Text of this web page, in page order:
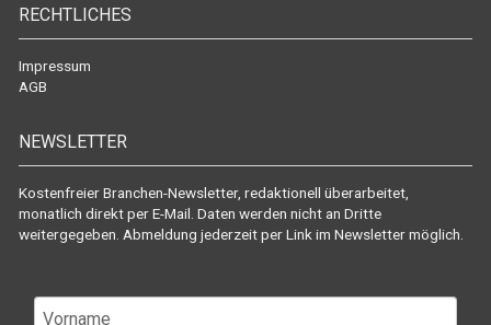
RECHTLICHES
Impressum
AGB
NEWSLETTER
Kostenfreier Branchen-Newsletter, redaktionell überarbeitet,
monatlich direkt per E-Mail. Daten werden nicht an Dritte
weitergegeben. Abmeldung jederzeit per Link im Newsletter möglich.